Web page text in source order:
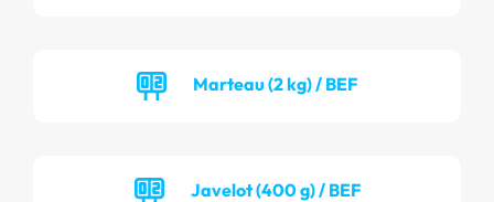
Marteau (2 kg) / BEF
Javelot (400 g) / BEF